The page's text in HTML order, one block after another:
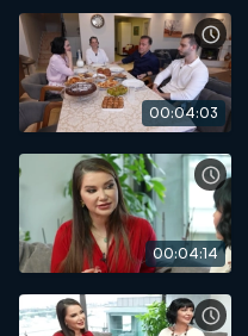
00:04:03
00:04:14